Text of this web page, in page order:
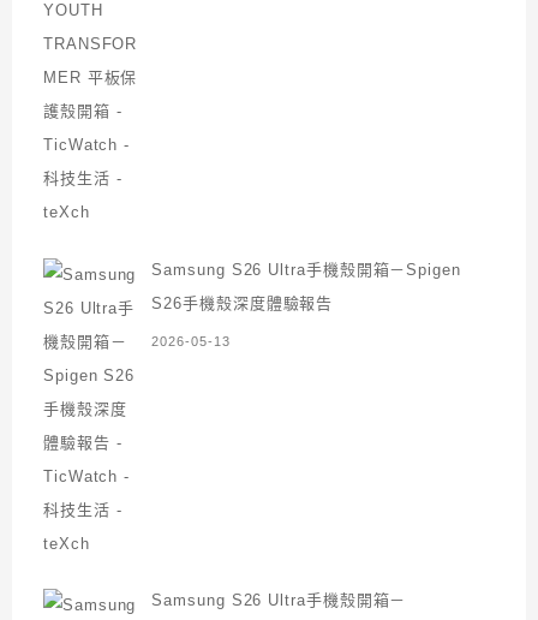
Samsung S26 Ultra手機殼開箱－Spigen
S26手機殼深度體驗報告
2026-05-13
Samsung S26 Ultra手機殼開箱－